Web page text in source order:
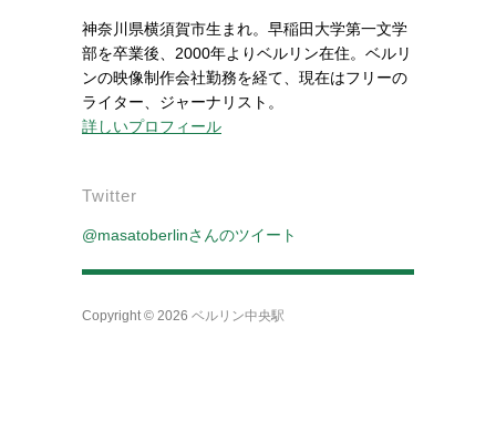
神奈川県横須賀市生まれ。早稲田大学第一文学
部を卒業後、2000年よりベルリン在住。ベルリ
ンの映像制作会社勤務を経て、現在はフリーの
ライター、ジャーナリスト。
詳しいプロフィール
Twitter
@masatoberlinさんのツイート
Copyright © 2026 ベルリン中央駅